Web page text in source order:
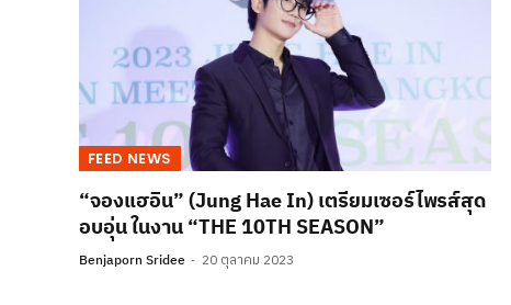
FEED NEWS
“จองแฮอิน” (Jung Hae In) เตรียมเซอร์ไพรส์สุด
อบอุ่น ในงาน “THE 10TH SEASON”
Benjaporn Sridee 20 ตุลาคม 2023